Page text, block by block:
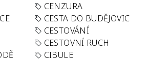
CENZURA
CESTA DO BUDĚJOVIC
CESTOVÁNÍ
CESTOVNÍ RUCH
CIBULE